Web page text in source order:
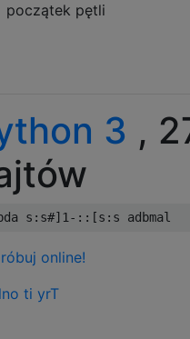
początek pętli
3 ,
s : s#]1-::[s:s adbmal
online!
ti yrT